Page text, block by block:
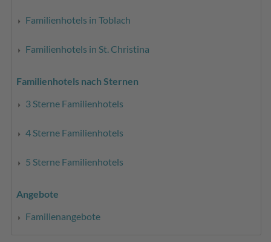
Familienhotels in Toblach
Familienhotels in St. Christina
Familienhotels nach Sternen
3 Sterne Familienhotels
4 Sterne Familienhotels
5 Sterne Familienhotels
Angebote
Familienangebote